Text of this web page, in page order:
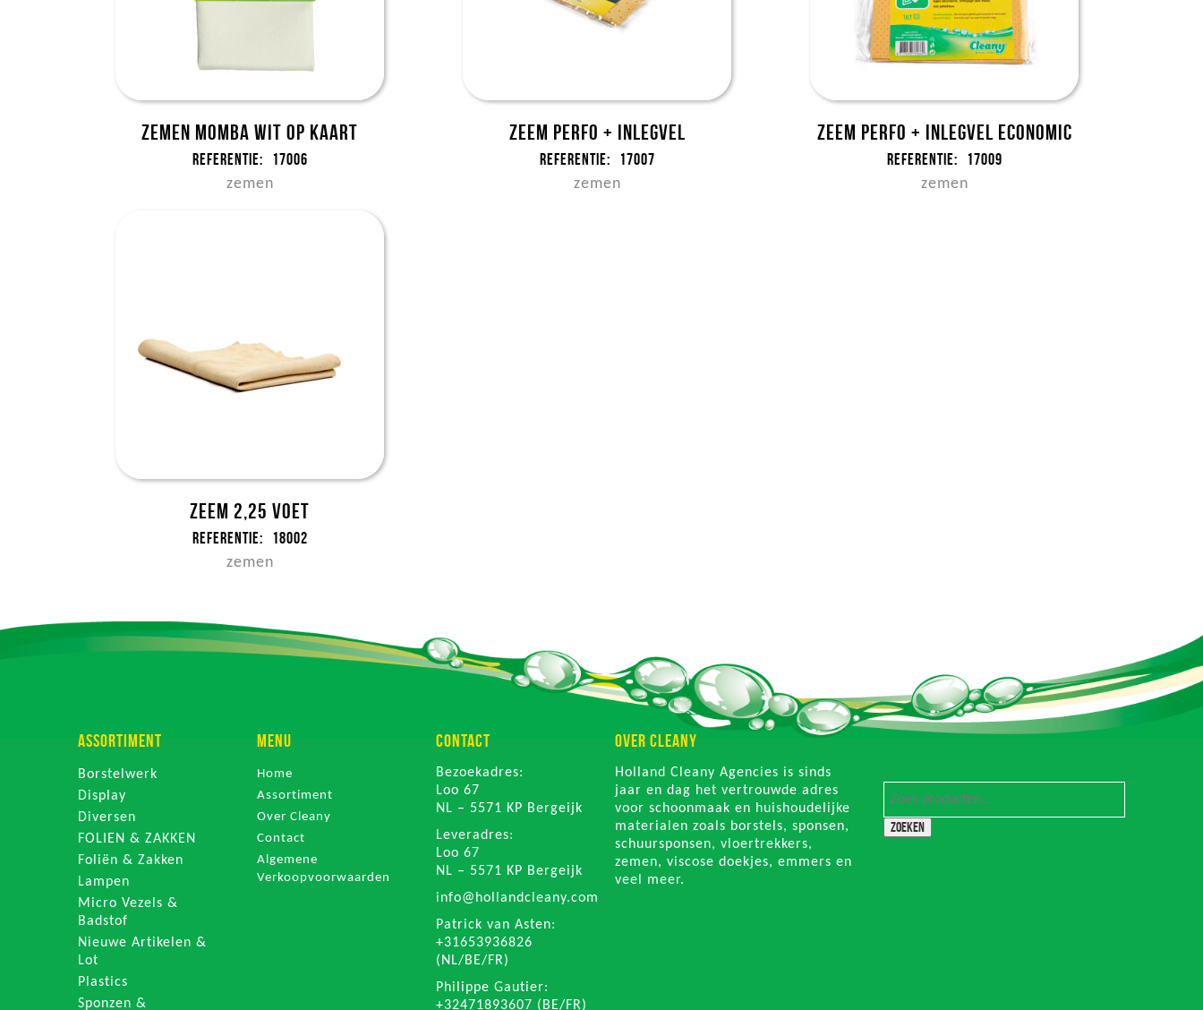
Zemen Momba wit op kaart
Referentie: 17006
zemen
Zeem perfo + inlegvel
Referentie: 17007
zemen
Zeem perfo + inlegvel Economic
Referentie: 17009
zemen
Zeem 2,25 voet
Referentie: 18002
zemen
ASSORTIMENT
Borstelwerk
Display
Diversen
FOLIEN & ZAKKEN
Foliën & Zakken
Lampen
Micro Vezels &
Badstof
Nieuwe Artikelen &
Lot
Plastics
Sponzen &
MENU
Home
Assortiment
Over Cleany
Contact
Algemene
Verkoopvoorwaarden
CONTACT
Bezoekadres:
Loo 67
NL – 5571 KP Bergeijk
Leveradres:
Loo 67
NL – 5571 KP Bergeijk
info@hollandcleany.com
Patrick van Asten:
+31653936826
(NL/BE/FR)
Philippe Gautier:
+32471893607 (BE/FR)
OVER CLEANY
Holland Cleany Agencies is sinds
jaar en dag het vertrouwde adres
voor schoonmaak en huishoudelijke
materialen zoals borstels, sponsen,
schuursponsen, vloertrekkers,
zemen, viscose doekjes, emmers en
veel meer.
Zoeken